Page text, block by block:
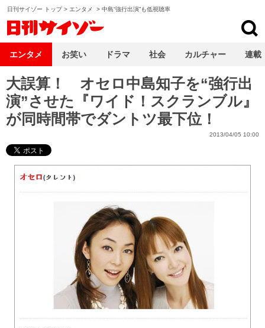
日刊サイゾー トップ> エンタメ > 中島“強行出演”も低視聴率
大誤算！ オセロ中島知子を“強行出
演”させた『ワイド！スクランブル』
が同時間帯でダントツ最下位！
2013/04/05 10:00
エンタメ お笑い ドラマ 社会 カルチャー 連載